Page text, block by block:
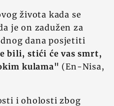
života kada se
je on zadužen za
dana posjetiti
bili, stići će vas smrt,
kulama" (En-Nisa,
i oholosti zbog